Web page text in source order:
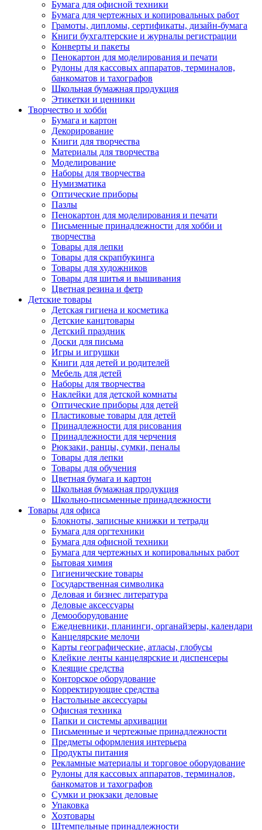
Бумага для офисной техники
Бумага для чертежных и копировальных работ
Грамоты, дипломы, сертификаты, дизайн-бумага
Книги бухгалтерские и журналы регистрации
Конверты и пакеты
Пенокартон для моделирования и печати
Рулоны для кассовых аппаратов, терминалов,
банкоматов и тахографов
Школьная бумажная продукция
Этикетки и ценники
Творчество и хобби
Бумага и картон
Декорирование
Книги для творчества
Материалы для творчества
Моделирование
Наборы для творчества
Нумизматика
Оптические приборы
Пазлы
Пенокартон для моделирования и печати
Письменные принадлежности для хобби и
творчества
Товары для лепки
Товары для скрапбукинга
Товары для художников
Товары для шитья и вышивания
Цветная резина и фетр
Детские товары
Детская гигиена и косметика
Детские канцтовары
Детский праздник
Доски для письма
Игры и игрушки
Книги для детей и родителей
Мебель для детей
Наборы для творчества
Наклейки для детской комнаты
Оптические приборы для детей
Пластиковые товары для детей
Принадлежности для рисования
Принадлежности для черчения
Рюкзаки, ранцы, сумки, пеналы
Товары для лепки
Товары для обучения
Цветная бумага и картон
Школьная бумажная продукция
Школьно-письменные принадлежности
Товары для офиса
Блокноты, записные книжки и тетради
Бумага для оргтехники
Бумага для офисной техники
Бумага для чертежных и копировальных работ
Бытовая химия
Гигиенические товары
Государственная символика
Деловая и бизнес литература
Деловые аксессуары
Демооборудование
Ежедневники, планинги, органайзеры, календари
Канцелярские мелочи
Карты географические, атласы, глобусы
Клейкие ленты канцелярские и диспенсеры
Клеящие средства
Конторское оборудование
Корректирующие средства
Настольные аксессуары
Офисная техника
Папки и системы архивации
Письменные и чертежные принадлежности
Предметы оформления интерьера
Продукты питания
Рекламные материалы и торговое оборудование
Рулоны для кассовых аппаратов, терминалов,
банкоматов и тахографов
Сумки и рюкзаки деловые
Упаковка
Хозтовары
Штемпельные принадлежности